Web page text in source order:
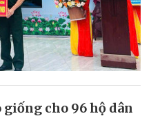
giống cho 96 hộ dân